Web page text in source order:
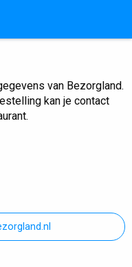
van Bezorgland.
kan je contact